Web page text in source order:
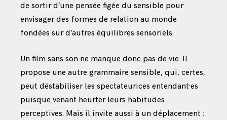
de sortir d’une pensée figée du sensible pour
envisager des formes de relation au monde
fondées sur d’autres équilibres sensoriels.
Un film sans son ne manque donc pas de vie. Il
propose une autre grammaire sensible, qui, certes,
peut déstabiliser les spectateurices entendant·es
puisque venant heurter leurs habitudes
perceptives. Mais il invite aussi à un déplacement :